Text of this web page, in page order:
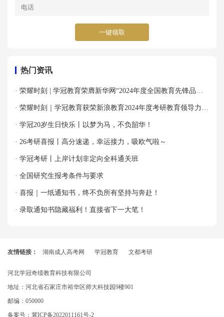
一键领取
热门资讯
· 荣耀时刻 | 学冠教育荣膺新华网“2024年度全国教育先锋品牌
优秀案例”殊荣！
· 荣耀时刻｜学冠教育获荣新浪教育2024年度考研教育领导力品
牌！
· 学冠20岁生日快乐丨以梦为马，不负韶华！
· 26考研喜报丨高分速递，幸运接力，吸欧气啦～
· 学冠考研丨上岸计划非定向全科通关班
· 全国研究生报考条件与要求
· 喜报｜一纸通知书，终不负所有坚持与奔赴！
· 录取通知书隐藏福利！直接省下一大笔！
友情链接： 湖南成人高考网 学冠教育 文都考研
河北学冠奇绩教育科技有限公司
地址：河北省石家庄市裕华区师大科技园9楼901
邮编：050000
备案号： 冀ICP备2022011161号-2